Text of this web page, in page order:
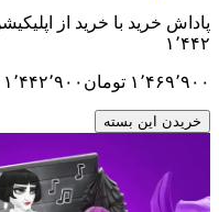
با خرید از اپلیکیشن
تومان۱٬۴۴۲٬۹۰۰ تومان
بسته